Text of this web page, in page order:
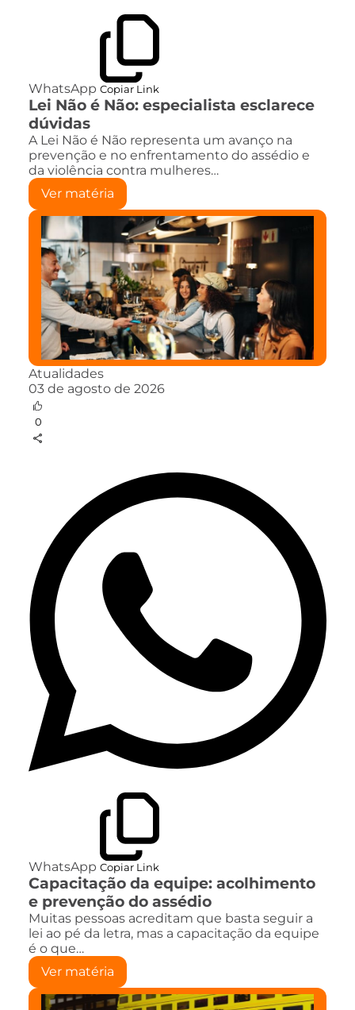
WhatsApp Copiar Link
Lei Não é Não: especialista esclarece
dúvidas
A Lei Não é Não representa um avanço na
prevenção e no enfrentamento do assédio e
da violência contra mulheres…
Ver matéria
Atualidades
03 de agosto de 2026
0
WhatsApp Copiar Link
Capacitação da equipe: acolhimento
e prevenção do assédio
Muitas pessoas acreditam que basta seguir a
lei ao pé da letra, mas a capacitação da equipe
é o que…
Ver matéria